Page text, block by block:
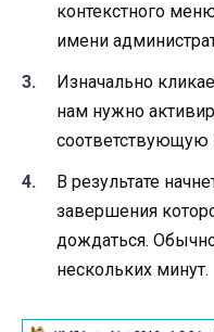
контекстного
имени
Изначально
нам нужно
соответствующую
В результате
завершения
дождаться.
нескольких минут.